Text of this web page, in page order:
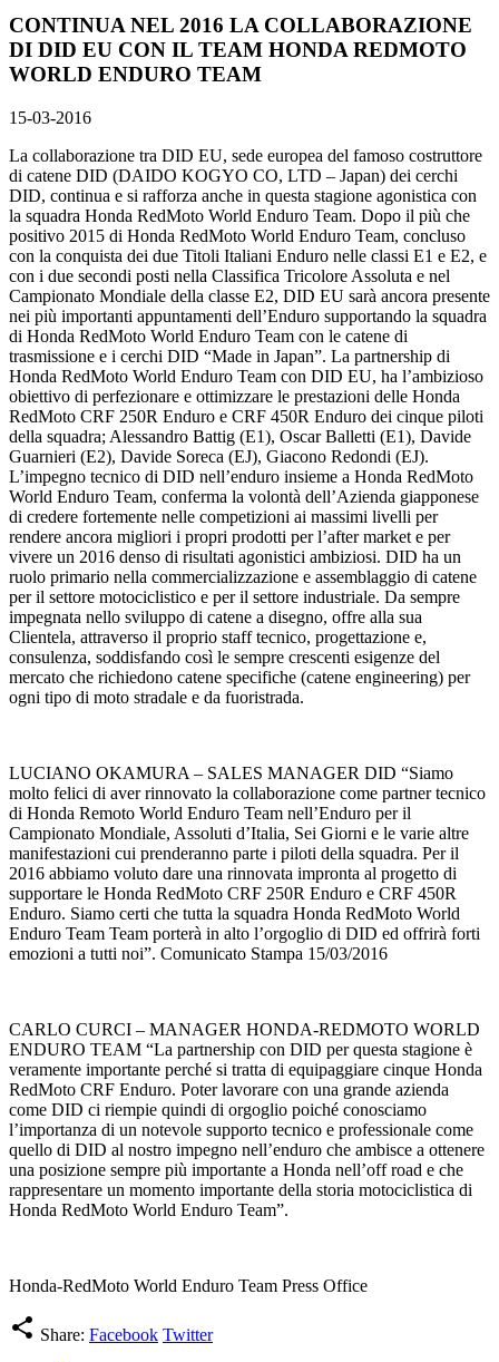
CONTINUA NEL 2016 LA COLLABORAZIONE
DI DID EU CON IL TEAM HONDA REDMOTO
WORLD ENDURO TEAM
15-03-2016
La collaborazione tra DID EU, sede europea del famoso costruttore
di catene DID (DAIDO KOGYO CO, LTD – Japan) dei cerchi
DID, continua e si rafforza anche in questa stagione agonistica con
la squadra Honda RedMoto World Enduro Team. Dopo il più che
positivo 2015 di Honda RedMoto World Enduro Team, concluso
con la conquista dei due Titoli Italiani Enduro nelle classi E1 e E2, e
con i due secondi posti nella Classifica Tricolore Assoluta e nel
Campionato Mondiale della classe E2, DID EU sarà ancora presente
nei più importanti appuntamenti dell’Enduro supportando la squadra
di Honda RedMoto World Enduro Team con le catene di
trasmissione e i cerchi DID “Made in Japan”. La partnership di
Honda RedMoto World Enduro Team con DID EU, ha l’ambizioso
obiettivo di perfezionare e ottimizzare le prestazioni delle Honda
RedMoto CRF 250R Enduro e CRF 450R Enduro dei cinque piloti
della squadra; Alessandro Battig (E1), Oscar Balletti (E1), Davide
Guarnieri (E2), Davide Soreca (EJ), Giacono Redondi (EJ).
L’impegno tecnico di DID nell’enduro insieme a Honda RedMoto
World Enduro Team, conferma la volontà dell’Azienda giapponese
di credere fortemente nelle competizioni ai massimi livelli per
rendere ancora migliori i propri prodotti per l’after market e per
vivere un 2016 denso di risultati agonistici ambiziosi. DID ha un
ruolo primario nella commercializzazione e assemblaggio di catene
per il settore motociclistico e per il settore industriale. Da sempre
impegnata nello sviluppo di catene a disegno, offre alla sua
Clientela, attraverso il proprio staff tecnico, progettazione e,
consulenza, soddisfando così le sempre crescenti esigenze del
mercato che richiedono catene specifiche (catene engineering) per
ogni tipo di moto stradale e da fuoristrada.
LUCIANO OKAMURA – SALES MANAGER DID “Siamo
molto felici di aver rinnovato la collaborazione come partner tecnico
di Honda Remoto World Enduro Team nell’Enduro per il
Campionato Mondiale, Assoluti d’Italia, Sei Giorni e le varie altre
manifestazioni cui prenderanno parte i piloti della squadra. Per il
2016 abbiamo voluto dare una rinnovata impronta al progetto di
supportare le Honda RedMoto CRF 250R Enduro e CRF 450R
Enduro. Siamo certi che tutta la squadra Honda RedMoto World
Enduro Team Team porterà in alto l’orgoglio di DID ed offrirà forti
emozioni a tutti noi”. Comunicato Stampa 15/03/2016
CARLO CURCI – MANAGER HONDA-REDMOTO WORLD
ENDURO TEAM “La partnership con DID per questa stagione è
veramente importante perché si tratta di equipaggiare cinque Honda
RedMoto CRF Enduro. Poter lavorare con una grande azienda
come DID ci riempie quindi di orgoglio poiché conosciamo
l’importanza di un notevole supporto tecnico e professionale come
quello di DID al nostro impegno nell’enduro che ambisce a ottenere
una posizione sempre più importante a Honda nell’off road e che
rappresentare un momento importante della storia motociclistica di
Honda RedMoto World Enduro Team”.
Honda-RedMoto World Enduro Team Press Office
share Share: Facebook Twitter